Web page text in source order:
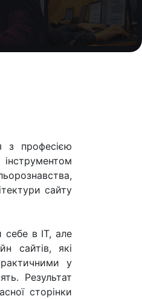
з професією
сайту
себе в IT, але
сайтів, які
у
Результат
сторінки